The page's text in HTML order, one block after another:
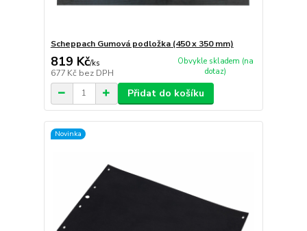
Scheppach Gumová podložka (450 x 350 mm)
819 Kč/ks
677 Kč bez DPH
Obvykle skladem (na
dotaz)
Přidat do košíku
Novinka